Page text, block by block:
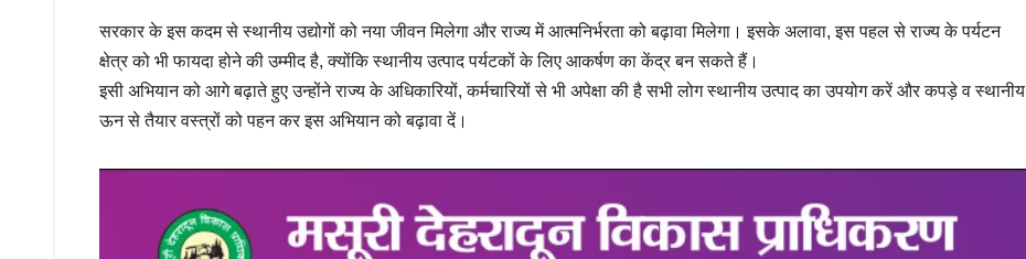
सरकार के इस कदम से स्थानीय उद्योगों को नया जीवन मिलेगा और राज्य में आत्मनिर्भरता को बढ़ावा मिलेगा। इसके अलावा, इस पहल से राज्य के पर्यटन
क्षेत्र को भी फायदा होने की उम्मीद है, क्योंकि स्थानीय उत्पाद पर्यटकों के लिए आकर्षण का केंद्र बन सकते हैं।
इसी अभियान को आगे बढ़ाते हुए उन्होंने राज्य के अधिकारियों, कर्मचारियों से भी अपेक्षा की है सभी लोग स्थानीय उत्पाद का उपयोग करें और कपड़े व स्थानीय
ऊन से तैयार वस्त्रों को पहन कर इस अभियान को बढ़ावा दें।